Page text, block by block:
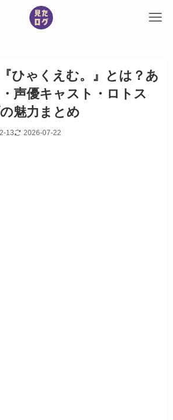
ひゃくえむ。』とは？あ
声優キャスト・ロトス
魅力まとめ
13 2026-07-22